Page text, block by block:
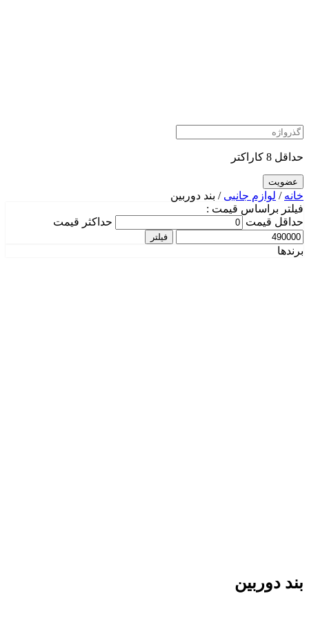
حداقل 8 کاراکتر
خانه / لوازم جانبی / بند دوربین
فیلتر براساس قیمت :
حداقل قیمت
حداکثر قیمت
فیلتر
برندها
بند دوربین